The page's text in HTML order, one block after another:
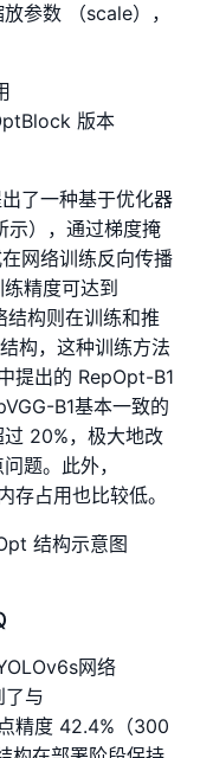
参数 （scale），
了一种基于优化器
示），通过梯度掩
网络训练反向传播
精度可达到
结构则在训练和推
构，这种训练方法
提出的 RepOpt-B1
B1基本一致的
20%，极大地改
题。此外，
存占用也比较低。
网络
了与
精度 42.4%（300